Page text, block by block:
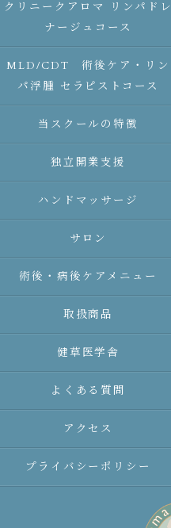
クリニークアロマ リンパドレ
ナージュコース
MLD/CDT 術後ケア・リン
パ浮腫 セラピストコース
当スクールの特徴
独立開業支援
ハンドマッサージ
サロン
術後・病後ケアメニュー
取扱商品
健草医学舎
よくある質問
アクセス
プライバシーポリシー